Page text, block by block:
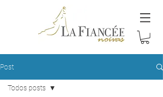
Post
Todos posts